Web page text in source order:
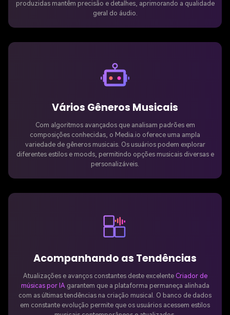
produzidas mantêm precisão e detalhes, aprimorando a qualidade
geral do áudio.
Vários Gêneros Musicais
Com algoritmos avançados que analisam padrões em
composições conhecidas, o Media.io oferece uma ampla
variedade de gêneros musicais. Os usuários podem explorar
diferentes estilos e moods, permitindo opções musicais diversas e
personalizáveis.
Acompanhando as Tendências
Atualizações e avanços constantes deste excelente Criador de
músicas por IA garantem que a plataforma permaneça alinhada
com as últimas tendências na criação musical. O banco de dados
em constante evolução permite que os usuários acessem estilos